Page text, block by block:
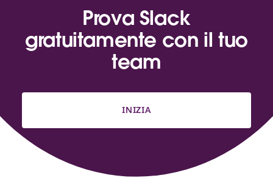
Prova Slack
gratuitamente con il tuo
team
INIZIA